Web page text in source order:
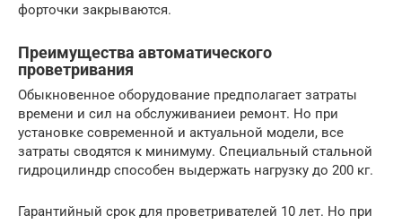
форточки закрываются.
Преимущества автоматического
проветривания
Обыкновенное оборудование предполагает затраты
времени и сил на обслуживаниеи ремонт. Но при
установке современной и актуальной модели, все
затраты сводятся к минимуму. Специальный стальной
гидроцилиндр способен выдержать нагрузку до 200 кг.
Гарантийный срок для проветривателей 10 лет. Но при